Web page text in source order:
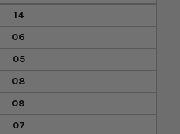
14
06
05
08
09
07